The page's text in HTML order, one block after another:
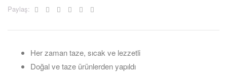
Paylaş:
Facebook
TwitterLinkedinGoogle+Pinterest
Her zaman taze, sıcak ve lezzetli
Doğal ve taze ürünlerden yapıldı